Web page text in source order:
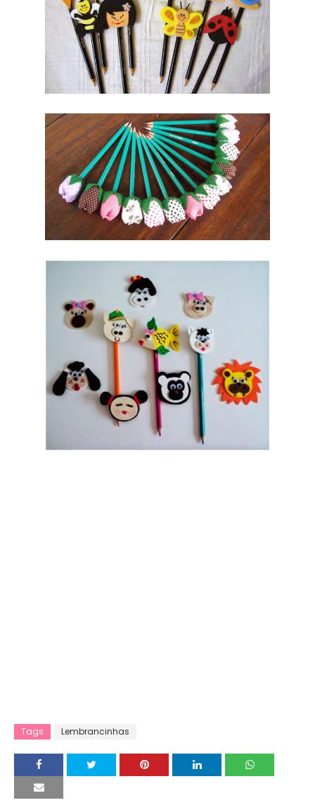
Tags Lembrancinhas